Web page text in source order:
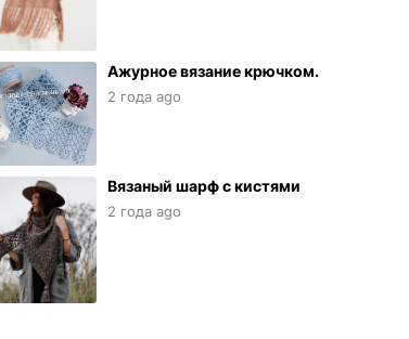
Ажурное вязание крючком.
2 года ago
Вязаный шарф с кистями
2 года ago